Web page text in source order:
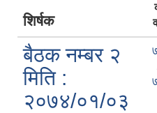
शिर्षक
बैठक नम्बर २
मिति :
२०७४/०१/०३